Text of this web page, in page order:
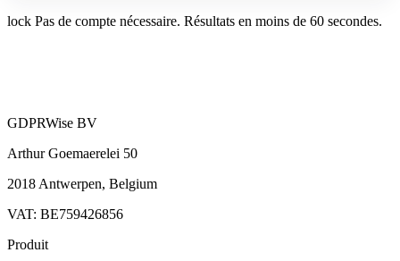
lock Pas de compte nécessaire. Résultats en moins de 60 secondes.
GDPRWise BV
Arthur Goemaerelei 50
2018 Antwerpen, Belgium
VAT: BE759426856
Produit